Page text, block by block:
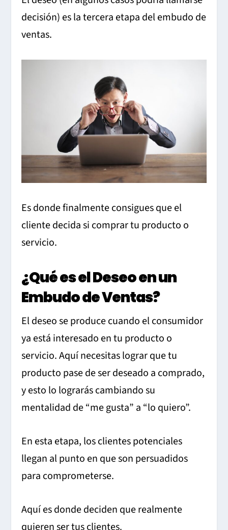
decisión) es la tercera etapa del embudo de
ventas.
Es donde finalmente consigues que el
cliente decida si comprar tu producto o
servicio.
¿Qué es el Deseo en un
Embudo de Ventas?
El deseo se produce cuando el consumidor
ya está interesado en tu producto o
servicio. Aquí necesitas lograr que tu
producto pase de ser deseado a comprado,
y esto lo lograrás cambiando su
mentalidad de “me gusta” a “lo quiero”.
En esta etapa, los clientes potenciales
llegan al punto en que son persuadidos
para comprometerse.
Aquí es donde deciden que realmente
quieren ser tus clientes.